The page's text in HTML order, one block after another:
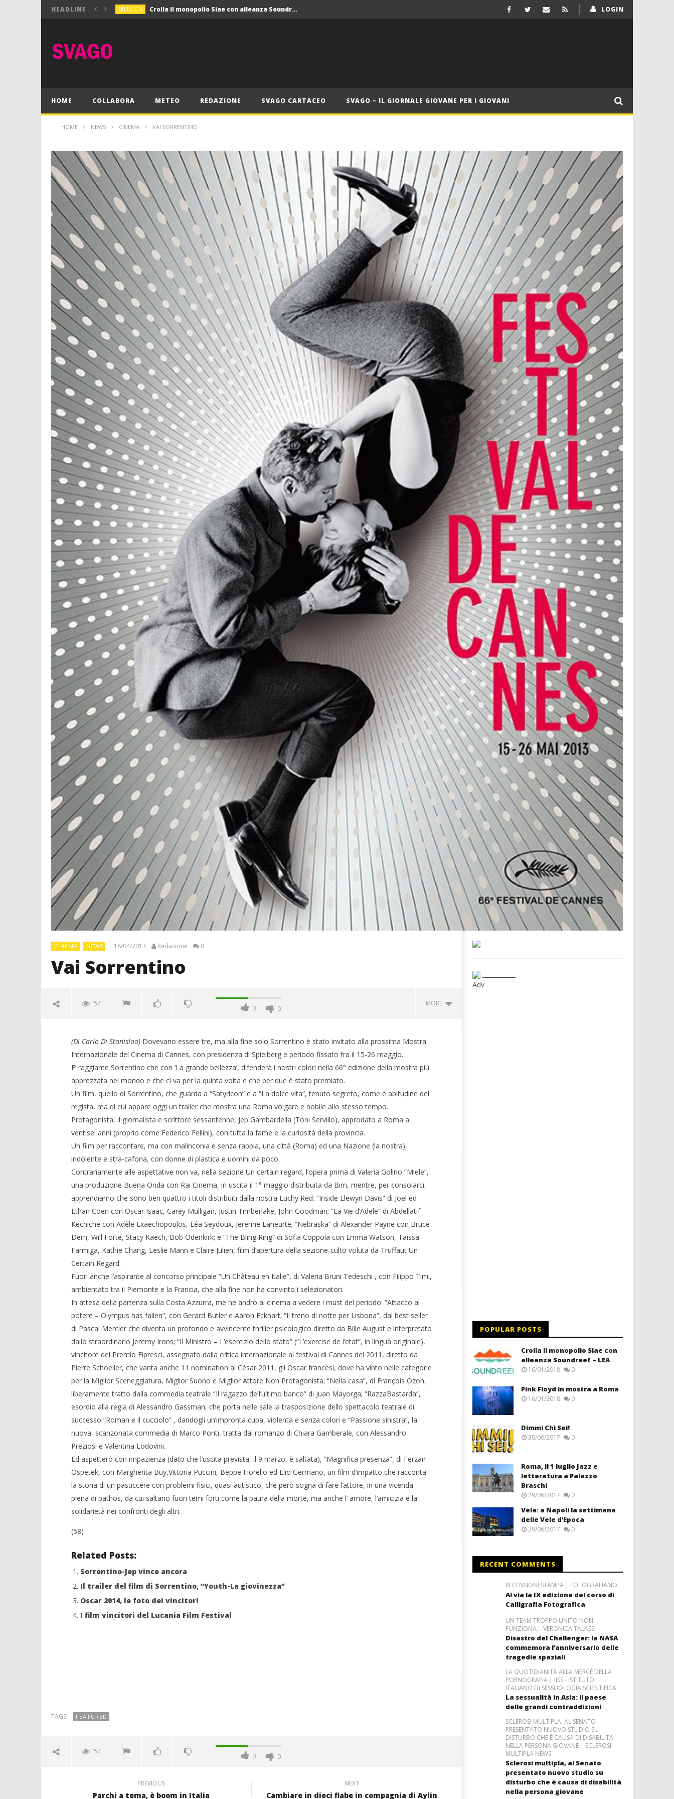
HEADLINE MUSICA Crolla il monopolio Siae con alleanza Soundreef – LEA
MUSICA Crolla il monopolio Siae con alleanza Soundreef – LEA
LOGIN
HOME COLLABORA METEO REDAZIONE SVAGO CARTACEO SVAGO – IL GIORNALE GIOVANE PER I GIOVANI
HOME NEWS CINEMA VAI SORRENTINO
CINEMA NEWS 18/04/2013 Redazione 0
Vai Sorrentino
57
0 0
MORE
NOW VIEWING
Vai Sorrentino
Redazione
Crolla il monopolio Siae con
Redazione
Pink Floyd in mostra a Roma
18/04/2013
(Di Carlo Di Stanislao) Dovevano essere tre, ma alla fine solo Sorrentino è stato invitato alla prossima Mostra
Internazionale del Cinema di Cannes, con presidenza di Spielberg e periodo fissato fra il 15-26 maggio.
E’ raggiante Sorrentino che con ‘La grande bellezza’, difenderà i nostri colori nella 66° edizione della mostra più
apprezzata nel mondo e che ci va per la quinta volta e che per due è stato premiato.
Un film, quello di Sorrentino, che guarda a “Satyricon” e a “La dolce vita”, tenuto segreto, come è abitudine del
regista, ma di cui appare oggi un trailer che mostra una Roma volgare e nobile allo stesso tempo.
Protagonista, il giornalista e scrittore sessantenne, Jep Gambardella (Toni Servillo), approdato a Roma a
ventisei anni (proprio come Federico Fellini), con tutta la fame e la curiosità della provincia.
Un film per raccontare, ma con malinconia e senza rabbia, una città (Roma) ed una Nazione (la nostra),
indolente e stra-cafona, con donne di plastica e uomini da poco.
Contrariamente alle aspettative non va, nella sezione Un certain regard, l’opera prima di Valeria Golino “Miele”,
una produzione Buena Onda con Rai Cinema, in uscita il 1° maggio distribuita da Bim, mentre, per consolarci,
apprendiamo che sono ben quattro i titoli distribuiti dalla nostra Luchy Red: “Inside Llewyn Davis” di Joel ed
Ethan Coen con Oscar Isaac, Carey Mulligan, Justin Timberlake, John Goodman; “La Vie d’Adele” di Abdellatif
Kechiche con Adèle Exaechopoulos, Léa Seydoux, Jeremie Laheurte; “Nebraska” di Alexander Payne con Bruce
Dern, Will Forte, Stacy Kaech, Bob Odenkirk; e “The Bling Ring” di Sofia Coppola con Emma Watson, Taissa
Farmiga, Kathie Chang, Leslie Mann e Claire Julien, film d’apertura della sezione-culto voluta da Truffaut Un
Certain Regard.
Fuori anche l’aspirante al concorso principale “Un Château en Italie”, di Valeria Bruni Tedeschi , con Filippo Timi,
ambientato tra il Piemonte e la Francia, che alla fine non ha convinto i selezionatori.
In attesa della partenza sulla Costa Azzurra, me ne andrò al cinema a vedere i must del periodo: “Attacco al
potere – Olympus has fallen”, con Gerard Butler e Aaron Eckhart; “Il treno di notte per Lisbona”, dal best seller
di Pascal Mercier che diventa un profondo e avvincente thriller psicologico diretto da Bille August e interpretato
dallo straordinario Jeremy Irons; “Il Ministro – L’esercizio dello stato” (“L’exercise de l’etat”, in lingua originale),
vincitore del Premio Fipresci, assegnato dalla critica internazionale al festival di Cannes del 2011, diretto da
Pierre Schoeller, che vanta anche 11 nomination ai César 2011, gli Oscar francesi, dove ha vinto nelle categorie
per la Miglior Sceneggiatura, Miglior Suono e Miglior Attore Non Protagonista; “Nella casa”, di François Ozon,
liberamente tratto dalla commedia teatrale “Il ragazzo dell’ultimo banco” di Juan Mayorga; “RazzaBastarda”,
esordio alla regia di Alessandro Gassman, che porta nelle sale la trasposizione dello spettacolo teatrale di
successo “Roman e il cucciolo” , dandogli un’impronta cupa, violenta e senza colori e “Passione sinistra”, la
nuova, scanzonata commedia di Marco Ponti, tratta dal romanzo di Chiara Gamberale, con Alessandro
Preziosi e Valentina Lodovini.
Ed aspetterò con impazienza (dato che l’uscita prevista, il 9 marzo, è saltata), “Magnifica presenza”, di Ferzan
Ospetek, con Margherita Buy,Vittoria Puccini, Beppe Fiorello ed Elio Germano, un film d’impatto che racconta
la storia di un pasticcere con problemi fisici, quasi autistico, che però sogna di fare l’attore, in una vicenda
piena di pathos, da cui saltano fuori temi forti come la paura della morte, ma anche l’ amore, l’amicizia e la
solidarietà nei confronti degli altri.
(58)
Related Posts:
Sorrentino-Jep vince ancora
Il trailer del film di Sorrentino, “Youth-La giovinezza”
Oscar 2014, le foto dei vincitori
I film vincitori del Lucania Film Festival
TAGS: FEATURED
57
0 0
PREVIOUS
Parchi a tema, è boom in Italia
NEXT
Cambiare in dieci fiabe in compagnia di Aylin
___________
Adv
POPULAR POSTS
Crolla il monopolio Siae con
alleanza Soundreef – LEA
16/01/2018 0
Pink Floyd in mostra a Roma
16/01/2018 0
Dimmi Chi Sei!
30/06/2017 0
Roma, il 1 luglio Jazz e
letteratura a Palazzo
Braschi
29/06/2017 0
Vela: a Napoli la settimana
delle Vele d’Epoca
29/06/2017 0
RECENT COMMENTS
RECENSIONI STAMPA | FOTOGRAFIAMO
Al via la IX edizione del corso di
Calligrafia Fotografica
UN TEAM TROPPO UNITO NON
FUNZIONA. - VERONICA TALASSI
Disastro del Challenger: la NASA
commemora l’anniversario delle
tragedie spaziali
LA QUOTIDIANITÀ ALLA MERCÉ DELLA
PORNOGRAFIA | IISS - ISTITUTO
ITALIANO DI SESSUOLOGIA SCIENTIFICA
La sessualità in Asia: il paese
delle grandi contraddizioni
SCLEROSI MULTIPLA, AL SENATO
PRESENTATO NUOVO STUDIO SU
DISTURBO CHE È CAUSA DI DISABILITÀ
NELLA PERSONA GIOVANE | SCLEROSI
MULTIPLA NEWS
Sclerosi multipla, al Senato
presentato nuovo studio su
disturbo che è causa di disabilità
nella persona giovane